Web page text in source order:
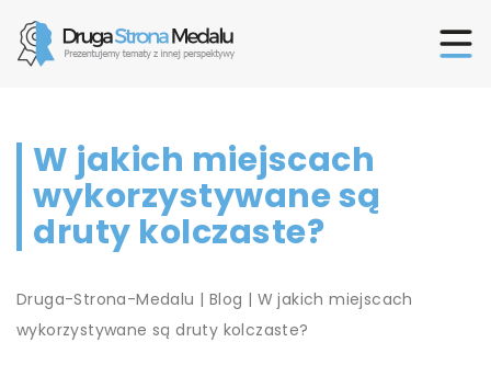
W jakich miejscach
wykorzystywane są
druty kolczaste?
Druga-Strona-Medalu | Blog | W jakich miejscach
wykorzystywane są druty kolczaste?